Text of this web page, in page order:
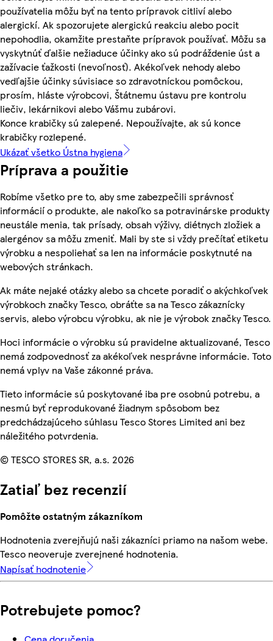
používatelia môžu byť na tento prípravok citliví alebo
alergickí. Ak spozorujete alergickú reakciu alebo pocit
nepohodlia, okamžite prestaňte prípravok používať. Môžu sa
vyskytnúť ďalšie nežiaduce účinky ako sú podráždenie úst a
zažívacie ťažkosti (nevoľnosť). Akékoľvek nehody alebo
vedľajšie účinky súvisiace so zdravotníckou pomôckou,
prosím, hláste výrobcovi, Štátnemu ústavu pre kontrolu
liečiv, lekárnikovi alebo Vášmu zubárovi.
Konce krabičky sú zalepené. Nepoužívajte, ak sú konce
krabičky rozlepené.
Ukázať všetko Ústna hygiena
Príprava a použitie
Robíme všetko pre to, aby sme zabezpečili správnosť
informácií o produkte, ale nakoľko sa potravinárske produkty
neustále menia, tak prísady, obsah výživy, diétnych zložiek a
alergénov sa môžu zmeniť. Mali by ste si vždy prečítať etiketu
výrobku a nespoliehať sa len na informácie poskytnuté na
webových stránkach.
Ak máte nejaké otázky alebo sa chcete poradiť o akýchkoľvek
výrobkoch značky Tesco, obráťte sa na Tesco zákaznícky
servis, alebo výrobcu výrobku, ak nie je výrobok značky Tesco.
Hoci informácie o výrobku sú pravidelne aktualizované, Tesco
nemá zodpovednosť za akékoľvek nesprávne informácie. Toto
nemá vplyv na Vaše zákonné práva.
Tieto informácie sú poskytované iba pre osobnú potrebu, a
nesmú byť reprodukované žiadnym spôsobom bez
predchádzajúceho súhlasu Tesco Stores Limited ani bez
náležitého potvrdenia.
© TESCO STORES SR, a.s. 2026
Zatiaľ bez recenzií
Pomôžte ostatným zákazníkom
Hodnotenia zverejňujú naši zákazníci priamo na našom webe.
Tesco neoveruje zverejnené hodnotenia.
Napísať hodnotenie
Potrebujete pomoc?